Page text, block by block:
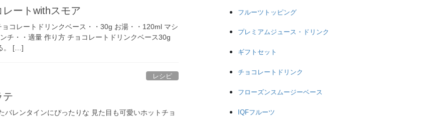
レートwithスモア
コレートドリンクベース・・30g お湯・・120ml マシ
チ・・適量 作り方 チョコレートドリンクベース30g
。 […]
レシピ
テ
バレンタインにぴったりな 見た目も可愛いホットチョ
フルーツトッピング
プレミアムジュース・ドリンク
ギフトセット
チョコレートドリンク
フローズンスムージーベース
IQFフルーツ